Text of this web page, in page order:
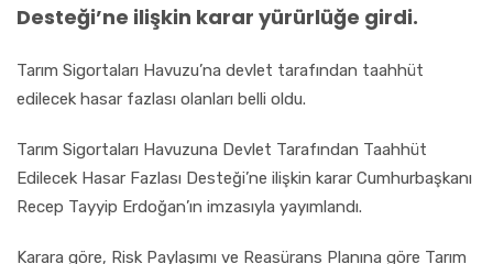
Desteği’ne ilişkin karar yürürlüğe girdi.
Tarım Sigortaları Havuzu’na devlet tarafından taahhüt
edilecek hasar fazlası olanları belli oldu.
Tarım Sigortaları Havuzuna Devlet Tarafından Taahhüt
Edilecek Hasar Fazlası Desteği’ne ilişkin karar Cumhurbaşkanı
Recep Tayyip Erdoğan’ın imzasıyla yayımlandı.
Karara göre, Risk Paylaşımı ve Reasürans Planına göre Tarım